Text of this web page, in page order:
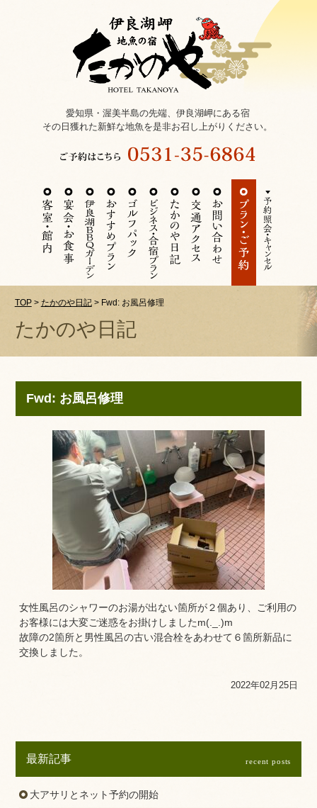
愛知県・渥美半島の先端、伊良湖岬にある宿
その日獲れた新鮮な地魚を是非お召し上がりください。
TOP> たかのや日記> Fwd: お風呂修理
たかのや日記
Fwd: お風呂修理
女性風呂のシャワーのお湯が出ない箇所が２個あり、ご利用の
お客様には大変ご迷惑をお掛けしましたm(._.)m
故障の2箇所と男性風呂の古い混合栓をあわせて６箇所新品に
交換しました。
2022年02月25日
最新記事 recent posts
大アサリとネット予約の開始